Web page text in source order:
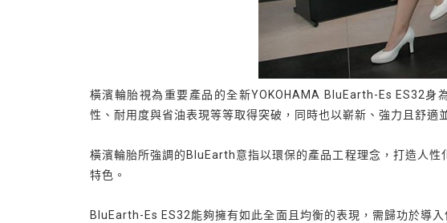
橫濱輪胎視為重要產品的全新YOKOHAMA BluEarth-Es ES32
性、耐用度與省油表現等等取得突破，同時也以嶄新、強力且舒適
橫濱輪胎所強調的BluEarth意指以環保的產品工程理念，打造人
特色。
BluEarth-Es ES32能夠擁有如此全面且均衡的表現，需歸功於導